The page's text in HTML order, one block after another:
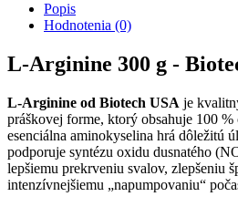
Popis
Hodnotenia (0)
L-Arginine 300 g -
L-Arginine od Biotech USA je
práškovej forme, ktorý obsahuje 100
esenciálna aminokyselina hrá dôležitú
podporuje syntézu oxidu dusnatého
lepšiemu prekrveniu svalov, zlepšeniu
intenzívnejšiemu „napumpovaniu“